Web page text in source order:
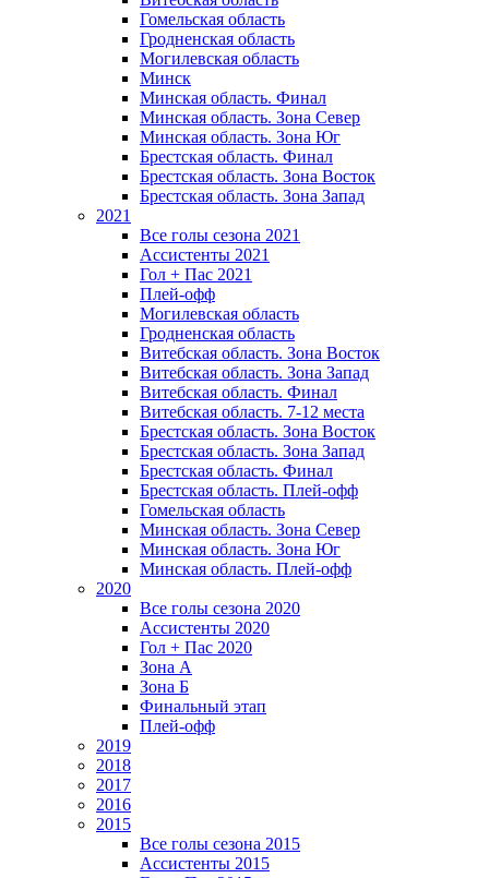
Гомельская область
Гродненская область
Могилевская область
Минск
Mинская область. Финал
Минская область. Зона Север
Минская область. Зона Юг
Брестская область. Финал
Брестская область. Зона Восток
Брестская область. Зона Запад
2021
Все голы сезона 2021
Ассистенты 2021
Гол + Пас 2021
Плей-офф
Могилевская область
Гродненская область
Витебская область. Зона Восток
Витебская область. Зона Запад
Витебская область. Финал
Витебская область. 7-12 места
Брестская область. Зона Восток
Брестская область. Зона Запад
Брестская область. Финал
Брестская область. Плей-офф
Гомельская область
Минская область. Зона Север
Минская область. Зона Юг
Минская область. Плей-офф
2020
Все голы сезона 2020
Ассистенты 2020
Гол + Пас 2020
Зона А
Зона Б
Финальный этап
Плей-офф
2019
2018
2017
2016
2015
Все голы сезона 2015
Ассистенты 2015